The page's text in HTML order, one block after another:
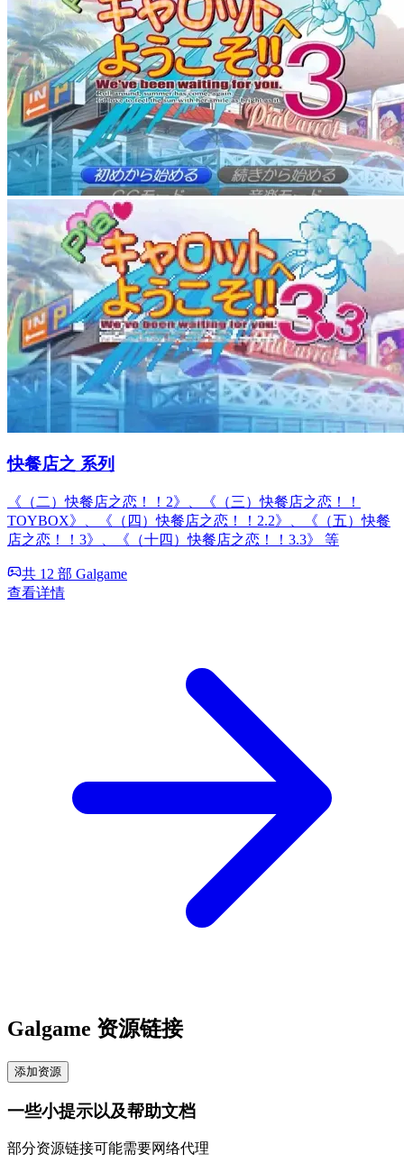
快餐店之 系列
《（二）快餐店之恋！！2》、《（三）快餐店之恋！！
TOYBOX》、《（四）快餐店之恋！！2.2》、《（五）快餐
店之恋！！3》、《（十四）快餐店之恋！！3.3》 等
共 12 部 Galgame
查看详情
Galgame 资源链接
添加资源
一些小提示以及帮助文档
部分资源链接可能需要网络代理